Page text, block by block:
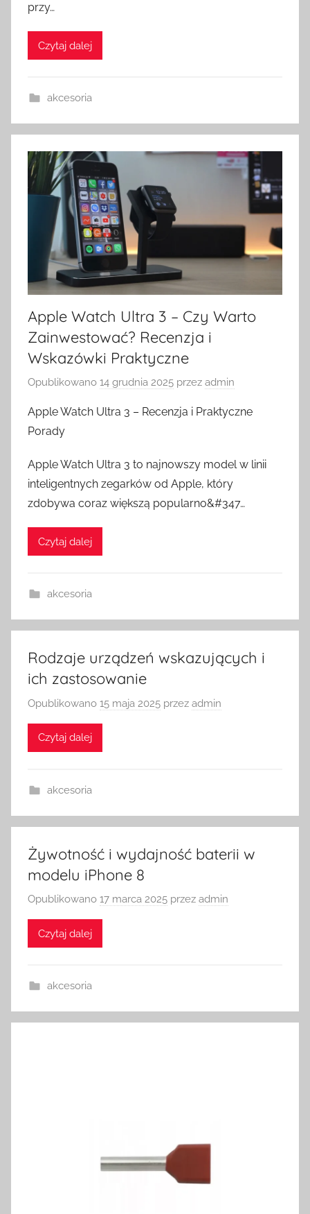
przy…
Czytaj dalej
akcesoria
Apple Watch Ultra 3 – Czy Warto
Zainwestować? Recenzja i
Wskazówki Praktyczne
Opublikowano 14 grudnia 2025 przez admin
Apple Watch Ultra 3 – Recenzja i Praktyczne
Porady
Apple Watch Ultra 3 to najnowszy model w linii
inteligentnych zegarków od Apple, który
zdobywa coraz większą popularno&#347…
Czytaj dalej
akcesoria
Rodzaje urządzeń wskazujących i
ich zastosowanie
Opublikowano 15 maja 2025 przez admin
Czytaj dalej
akcesoria
Żywotność i wydajność baterii w
modelu iPhone 8
Opublikowano 17 marca 2025 przez admin
Czytaj dalej
akcesoria